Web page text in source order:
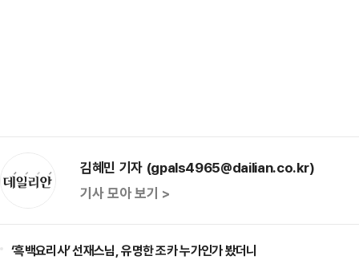
김혜민 기자 (gpals4965@dailian.co.kr)
기사 모아 보기 >
‘흑백요리사’ 선재스님, 유명한 조카 누가인가 봤더니